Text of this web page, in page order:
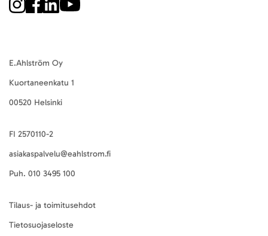
E.Ahlström Oy
Kuortaneenkatu 1
00520 Helsinki
FI 2570110-2
asiakaspalvelu@eahlstrom.fi
Puh. 010 3495 100
Tilaus- ja toimitusehdot
Tietosuojaseloste